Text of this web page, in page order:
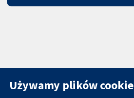
Używamy plików cookie